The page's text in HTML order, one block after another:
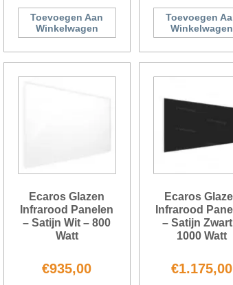
Toevoegen Aan
Winkelwagen
Toevoegen
Winkelwagen
Ecaros Glazen
Infrarood Panelen
– Satijn Wit – 800
Watt
€935,00
Ecaros
Infrarood
– Satijn
1000 Watt
€1.175,00